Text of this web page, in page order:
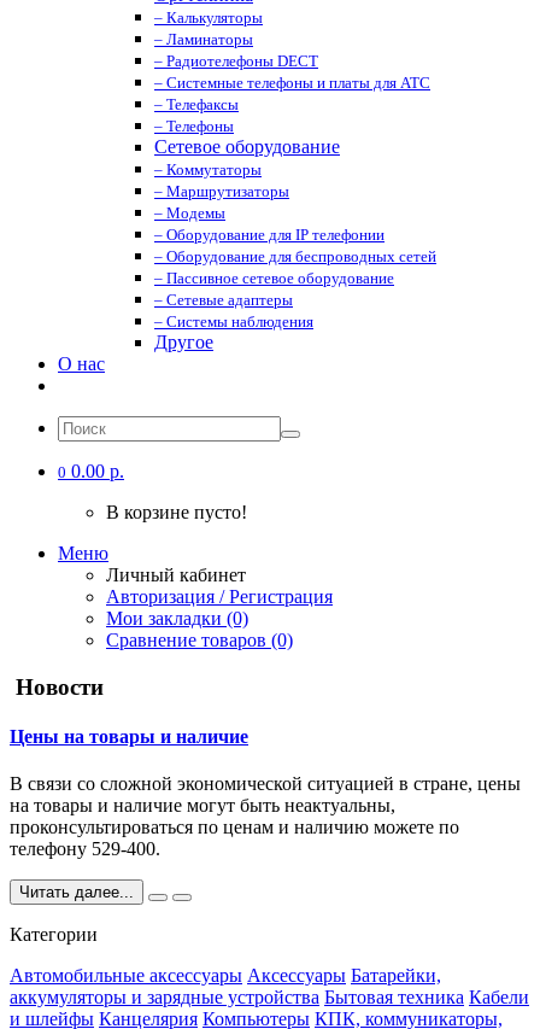
– Калькуляторы
– Ламинаторы
– Радиотелефоны DECT
– Системные телефоны и платы для АТС
– Телефаксы
– Телефоны
Сетевое оборудование
– Коммутаторы
– Маршрутизаторы
– Модемы
– Оборудование для IP телефонии
– Оборудование для беспроводных сетей
– Пассивное сетевое оборудование
– Сетевые адаптеры
– Системы наблюдения
Другое
О нас
0 0.00 р.
В корзине пусто!
Меню
Личный кабинет
Авторизация / Регистрация
Мои закладки (0)
Сравнение товаров (0)
Новости
Цены на товары и наличие
В связи со сложной экономической ситуацией в стране, цены
на товары и наличие могут быть неактуальны,
проконсультироваться по ценам и наличию можете по
телефону 529-400.
Читать далее...
Категории
Автомобильные аксессуары Аксессуары Батарейки,
аккумуляторы и зарядные устройства Бытовая техника Кабели
и шлейфы Канцелярия Компьютеры КПК, коммуникаторы,